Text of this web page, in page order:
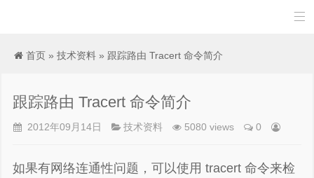

首页 » 技术资料 » 跟踪路由 Tracert 命令简介
跟踪路由 Tracert 命令简介
2012年09月14日 技术资料 5080 views 0
如果有网络连通性问题，可以使用 tracert 命令来检